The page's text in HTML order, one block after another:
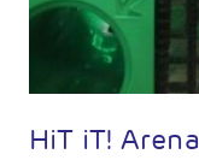
HiT iT! Arena